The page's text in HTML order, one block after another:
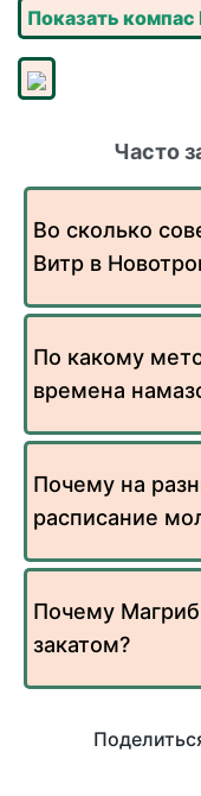
Показать
Часто
Во сколько
Витр в
По какому
времена
Почему на
расписание
Почему
закатом?